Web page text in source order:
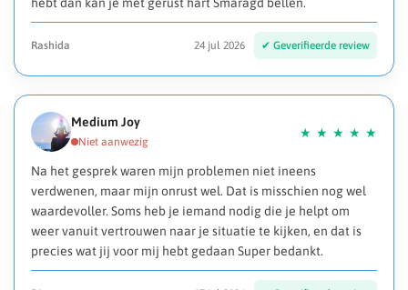
Rashida 24 jul 2026
Medium Joy
Na het gesprek waren mijn problemen niet ineens
verdwenen, maar mijn onrust wel. Dat is misschien nog wel
waardevoller. Soms heb je iemand nodig die je helpt om
weer vanuit vertrouwen naar je situatie te kijken, en dat is
precies wat jij voor mij hebt gedaan Super bedankt.